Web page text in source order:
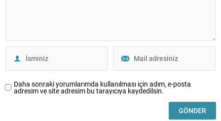
Daha sonraki yorumlarımda kullanılması için adım, e-posta
adresim ve site adresim bu tarayıcıya kaydedilsin.